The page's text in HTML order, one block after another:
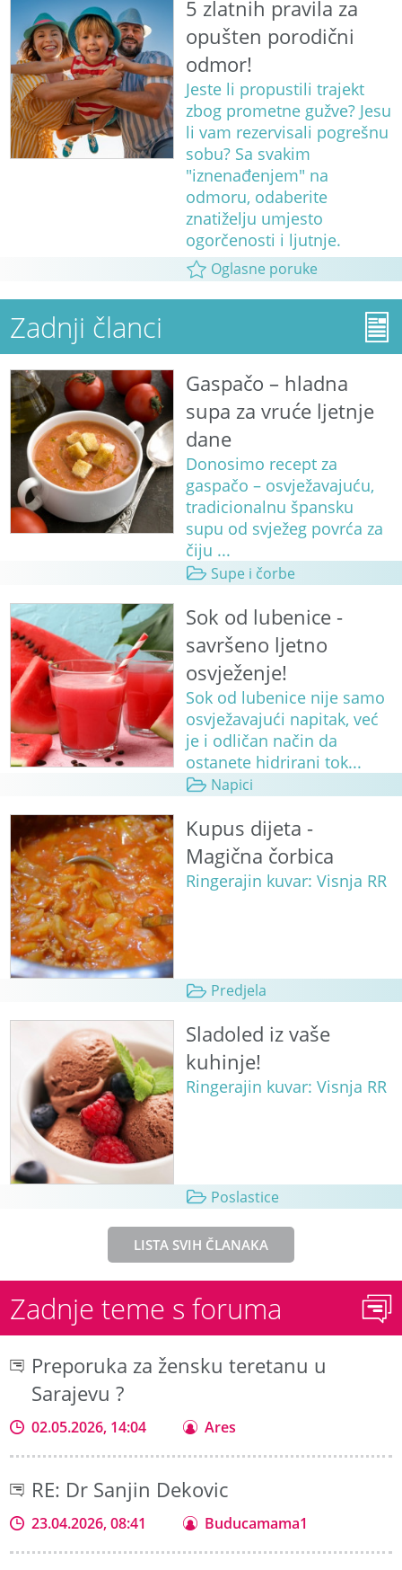
5 zlatnih pravila za
opušten porodični
odmor!
Jeste li propustili trajekt
zbog prometne gužve? Jesu
li vam rezervisali pogrešnu
sobu? Sa svakim
"iznenađenjem" na
odmoru, odaberite
znatiželju umjesto
ogorčenosti i ljutnje.
Oglasne poruke
Zadnji članci
Gaspačo – hladna
supa za vruće ljetnje
dane
Donosimo recept za
gaspačo – osvježavajuću,
tradicionalnu špansku
supu od svježeg povrća za
čiju ...
Supe i čorbe
Sok od lubenice -
savršeno ljetno
osvježenje!
Sok od lubenice nije samo
osvježavajući napitak, već
je i odličan način da
ostanete hidrirani tok...
Napici
Kupus dijeta -
Magična čorbica
Ringerajin kuvar: Visnja RR
Predjela
Sladoled iz vaše
kuhinje!
Ringerajin kuvar: Visnja RR
Poslastice
LISTA SVIH ČLANAKA
Zadnje teme s foruma
Preporuka za žensku teretanu u
Sarajevu ?
02.05.2026, 14:04 Ares
RE: Dr Sanjin Dekovic
23.04.2026, 08:41 Buducamama1